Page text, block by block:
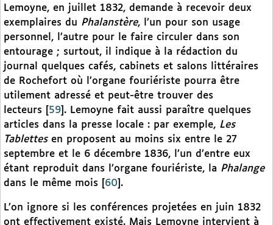
Lemoyne, en juillet 1832, demande à recevoir deux
exemplaires du Phalanstère, l’un pour son usage
personnel, l’autre pour le faire circuler dans son
entourage ; surtout, il indique à la rédaction du
journal quelques cafés, cabinets et salons littéraires
de Rochefort où l’organe fouriériste pourra être
utilement adressé et peut-être trouver des
lecteurs
59 . Lemoyne fait aussi paraître quelques
articles dans la presse locale : par exemple, Les
Tablettesen proposent au moins six entre le 27
septembre et le 6 décembre 1836, l’un d’entre eux
étant reproduit dans l’organe fouriériste, la Phalange
dans le même mois
60 .
L’on ignore si les conférences projetées en juin 1832
ont effectivement existé. Mais Lemoyne intervient à